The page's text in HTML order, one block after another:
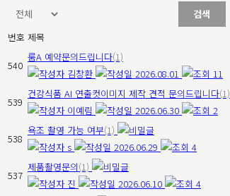
검색
번호 제목
540
룸A 예약문의드립니다(1)
김창환
2026.08.01 11
539
건강식품 AI 연출컷이미지 제작 견적 문의드립니다(1)
이예림
2026.06.30 2
538
욕조 촬영 가능 여부(1)
s
2026.06.29 4
537
제품촬영문의(1)
진
2026.06.10 4